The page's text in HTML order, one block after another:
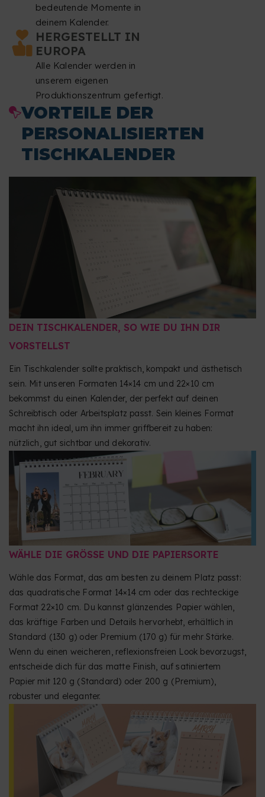
bedeutende Momente in
deinem Kalender.
HERGESTELLT IN
EUROPA
Alle Kalender werden in
unserem eigenen
Produktionszentrum gefertigt.
VORTEILE DER
PERSONALISIERTEN
TISCHKALENDER
DEIN TISCHKALENDER, SO WIE DU IHN DIR
VORSTELLST
Ein Tischkalender sollte praktisch, kompakt und ästhetisch
sein. Mit unseren Formaten 14×14 cm und 22×10 cm
bekommst du einen Kalender, der perfekt auf deinen
Schreibtisch oder Arbeitsplatz passt. Sein kleines Format
macht ihn ideal, um ihn immer griffbereit zu haben:
nützlich, gut sichtbar und dekorativ.
WÄHLE DIE GRÖSSE UND DIE PAPIERSORTE
Wähle das Format, das am besten zu deinem Platz passt:
das quadratische Format 14×14 cm oder das rechteckige
Format 22×10 cm. Du kannst glänzendes Papier wählen,
das kräftige Farben und Details hervorhebt, erhältlich in
Standard (130 g) oder Premium (170 g) für mehr Stärke.
Wenn du einen weicheren, reflexionsfreien Look bevorzugst,
entscheide dich für das matte Finish, auf satiniertem
Papier mit 120 g (Standard) oder 200 g (Premium),
robuster und eleganter.